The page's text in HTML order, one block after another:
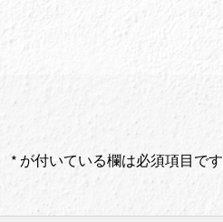
* が付いている欄は必須項目です